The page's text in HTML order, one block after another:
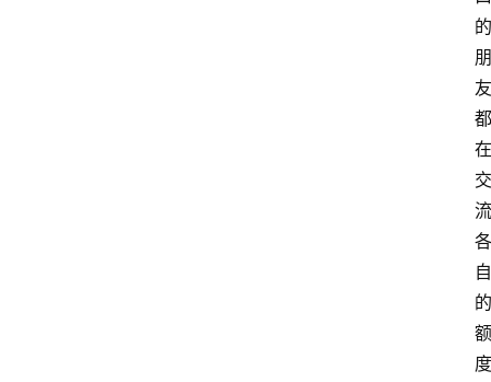
的
朋
友
都
在
交
流
各
自
的
额
度